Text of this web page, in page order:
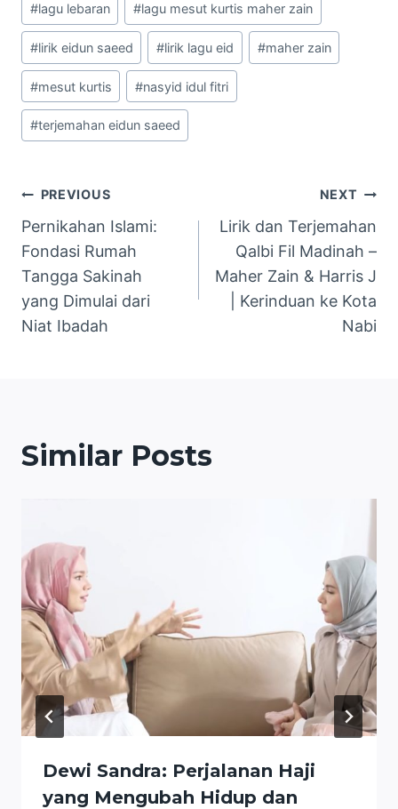
#lagu lebaran #lagu mesut kurtis maher zain
#lirik eidun saeed #lirik lagu eid #maher zain
#mesut kurtis #nasyid idul fitri
#terjemahan eidun saeed
Navigasi
pos
PREVIOUS
Pernikahan Islami:
Fondasi Rumah
Tangga Sakinah
yang Dimulai dari
Niat Ibadah
NEXT
Lirik dan Terjemahan
Qalbi Fil Madinah –
Maher Zain & Harris J
| Kerinduan ke Kota
Nabi
Similar Posts
Dewi Sandra: Perjalanan Haji
yang Mengubah Hidup dan